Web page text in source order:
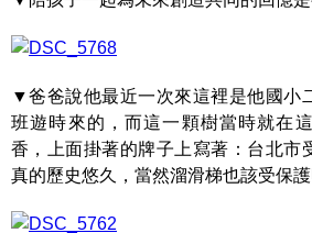
▼爸爸說他最近一次來這裡是他國小
班遊時來的，而這一顆樹當時就在
香，上面掛著的牌子上寫著：台北市
真的歷史悠久，當然溜滑梯也該受保護